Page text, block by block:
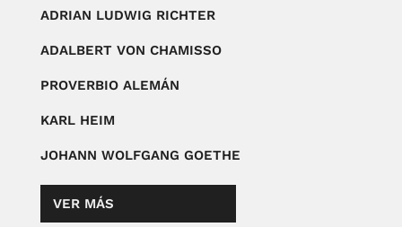
ADRIAN LUDWIG RICHTER
ADALBERT VON CHAMISSO
PROVERBIO ALEMÁN
KARL HEIM
JOHANN WOLFGANG GOETHE
VER MÁS